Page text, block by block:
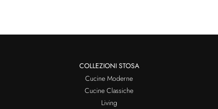
COLLEZIONI STOSA
Cucine Moderne
Cucine Classiche
Living